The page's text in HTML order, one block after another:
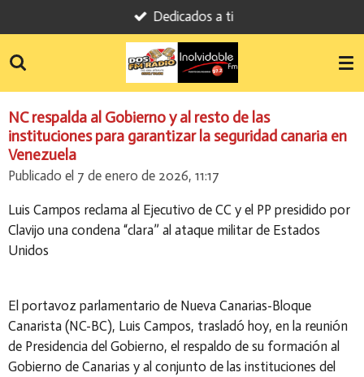
al
contenido
Dedicados a ti
NC respalda al Gobierno y al resto de las
instituciones para garantizar la seguridad canaria en
Venezuela
Publicado el 7 de enero de 2026, 11:17
Luis Campos reclama al Ejecutivo de CC y el PP presidido por
Clavijo una condena “clara” al ataque militar de Estados
Unidos
El portavoz parlamentario de Nueva Canarias-Bloque
Canarista (NC-BC), Luis Campos, trasladó hoy, en la reunión
de Presidencia del Gobierno, el respaldo de su formación al
Gobierno de Canarias y al conjunto de las instituciones del